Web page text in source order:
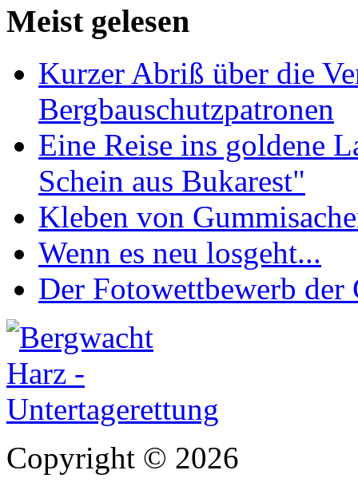
Meist gelesen
Kurzer Abriß über die
Bergbauschutzpatronen
Eine Reise ins goldene
Schein aus Bukarest"
Kleben von
Wenn es neu losgeht...
Der Fotowettbewerb der
Copyright © 2026